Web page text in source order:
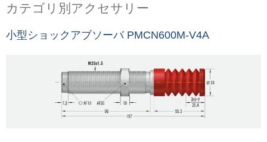
カテゴリ別アクセサリー
小型ショックアブソーバ PMCN600M-V4A